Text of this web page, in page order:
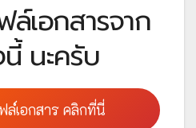
ล์เอกสารจาก
นะครับ
ล์เอกสาร คลิกที่นี่